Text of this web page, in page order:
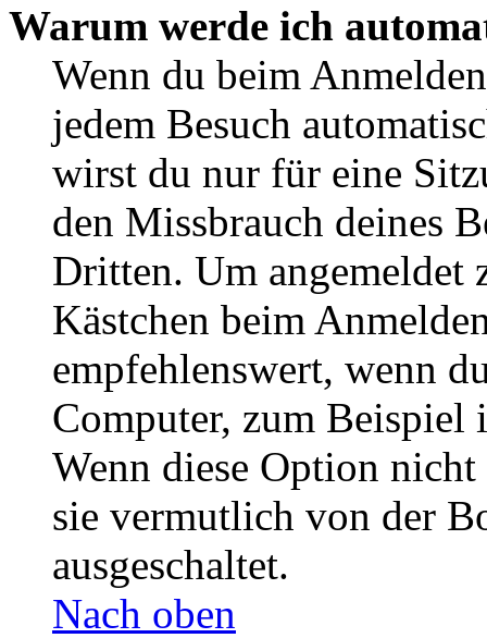
Warum werde ich
Wenn du beim
jedem Besuch
wirst du nur für eine
den Missbrauch deines
Dritten. Um angemeldet
Kästchen beim
empfehlenswert, wenn
Computer, zum Beispiel
Wenn diese Option
sie vermutlich von der
ausgeschaltet.
Nach oben